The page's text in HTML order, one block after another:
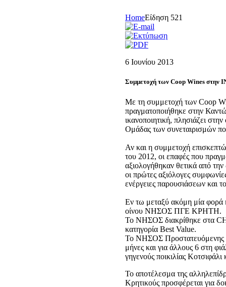
HomeΕίδηση 521
6 Ιουνίου 2013
Συμμετοχή των Coop Wines στην
Με τη συμμετοχή των Coop
πραγματοποιήθηκε στην
ικανοποιητική, πλησιάζει
Ομάδας των συνεταιρισμών
Αν και η συμμετοχή
του 2012, οι επαφές που
αξιολογήθηκαν θετικά από
οι πρώτες αξιόλογες
ενέργειες παρουσιάσεων και
Εν τω μεταξύ ακόμη μία
οίνου ΝΗΣΟΣ ΠΓΕ ΚΡΗΤΗ.
Το ΝΗΣΟΣ διακρίθηκε στα
κατηγορία Best Value.
Το ΝΗΣΟΣ Προστατευόμενης
μήνες και για άλλους 6 στη
γηγενούς ποικιλίας
Το αποτέλεσμα της
Κρητικούς προσφέρεται για